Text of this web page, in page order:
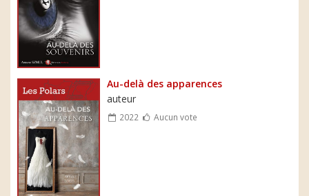
Au-delà des apparences
auteur
2022 Aucun vote